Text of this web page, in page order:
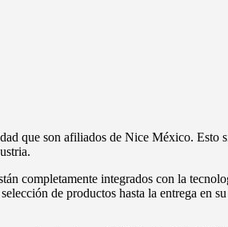
que son afiliados de Nice México. Esto
completamente integrados con la
de productos hasta la entrega en